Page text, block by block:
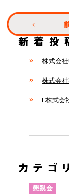
株式会社
株式会
E株式会
懇親会